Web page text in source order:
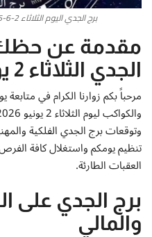
سياسة الخصوصية
البنود والشروط
رئيس التحرير
إتصل بنا
برج الجدي اليوم الثلاثاء 2-6-2026.. توقعات الفلك وحظك اليوم بالتفصيل
مقدمة عن حظك
الجدي الثلاثاء 2 يونيو 2026
مرحباً بكم زوارنا الكرام في
وتوقعات برج الجدي الفلكية
تنظيم يومكم واستغلال كافة
العقبات الطارئة.
برج الجدي على
والمالي